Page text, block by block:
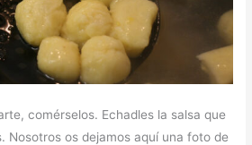
comérselos. Echadles la salsa que
Nosotros os dejamos aquí una foto de